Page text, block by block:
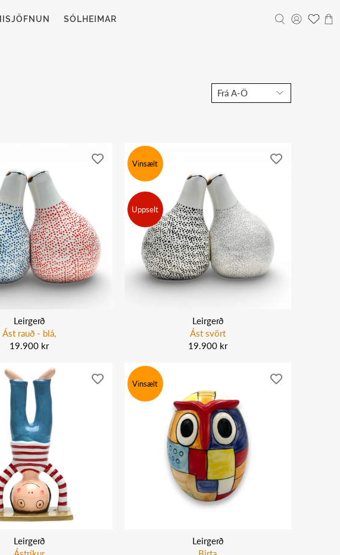
SÓLHEIMAR
Leirgerð
Ást rauð - blá,
19.900 kr
Vinsælt
Uppselt
Leirgerð
Ást svört
19.900 kr
Leirgerð
Vinsælt
Leirgerð